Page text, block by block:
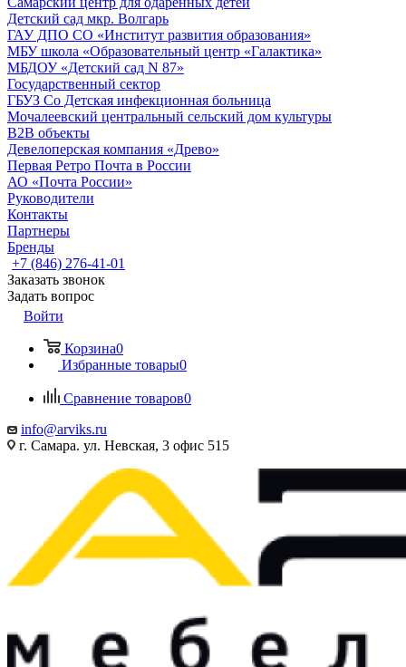
Детский сад мкр. Волгарь
ГАУ ДПО СО «Институт развития образования»
МБУ школа «Образовательный центр «Галактика»
МБДОУ «Детский сад N 87»
Государственный сектор
ГБУЗ Со Детская инфекционная больница
Мочалеевский центральный сельский дом культуры
B2B объекты
Девелоперская компания «Древо»
Первая Ретро Почта в России
АО «Почта России»
Руководители
Контакты
Партнеры
Бренды
+7 (846) 276-41-01
Заказать звонок
Задать вопрос
Войти
Корзина0
Избранные товары0
Сравнение товаров0
info@arviks.ru
г. Самара. ул. Невская, 3 офис 515